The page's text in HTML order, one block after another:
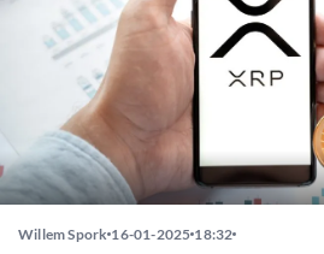
Willem Spork 16-01-2025 18:32